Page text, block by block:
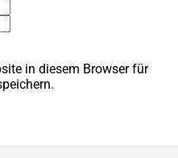
Mail
in diesem Browser für